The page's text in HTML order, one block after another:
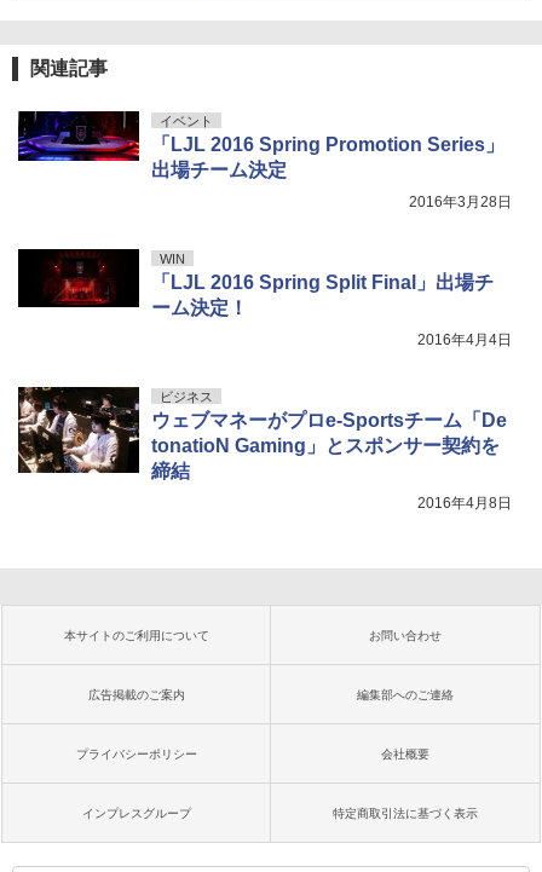
関連記事
イベント
「LJL 2016 Spring Promotion Series」
出場チーム決定
2016年3月28日
WIN
「LJL 2016 Spring Split Final」出場チ
ーム決定！
2016年4月4日
ビジネス
ウェブマネーがプロe-Sportsチーム「De
tonatioN Gaming」とスポンサー契約を
締結
2016年4月8日
本サイトのご利用について お問い合わせ
広告掲載のご案内 編集部へのご連絡
プライバシーポリシー 会社概要
インプレスグループ 特定商取引法に基づく表示